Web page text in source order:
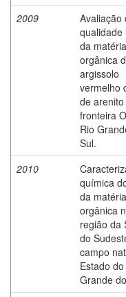
2009
Avaliação
qualidade
da matéria
orgânica
argissolo
vermelho
de arenito
fronteira
Rio
Sul.
2010
química
da matéria
orgânica
região da
do
campo
Estado do
Grande